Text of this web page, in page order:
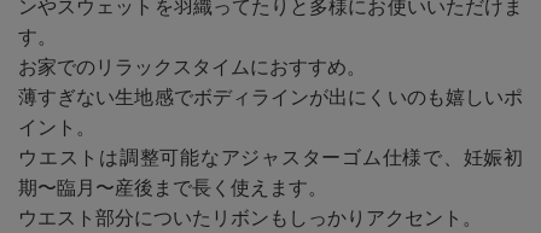
ンやスウェットを羽織ってたりと多様にお使いいただけま
す。
お家でのリラックスタイムにおすすめ。
薄すぎない生地感でボディラインが出にくいのも嬉しいポ
イント。
ウエストは調整可能なアジャスターゴム仕様で、妊娠初
期〜臨月〜産後まで長く使えます。
ウエスト部分についたリボンもしっかりアクセント。